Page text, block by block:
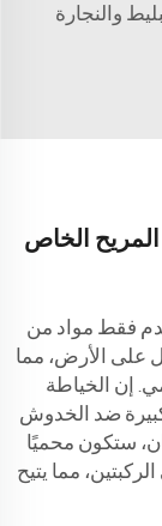
والنجارة
الخاص
فقط مواد من
على الأرض، مما
إن الخياطة
كبيرة ضد الخدوش
ستكون محميًا
مما يتيح